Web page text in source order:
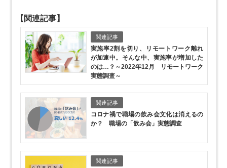
【関連記事】
関連記事
実施率2割を切り、リモートワーク離れ
が加速中。そんな中、実施率が増加した
のは…？ ～2022年12月 リモートワーク
実態調査～
関連記事
コロナ禍で職場の飲み会文化は消えるの
か？ 職場の「飲み会」実態調査
関連記事